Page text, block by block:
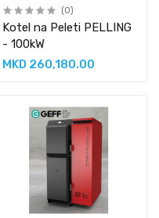
(0)
Kotel na Peleti PELLING
- 100kW
MKD 260,180.00